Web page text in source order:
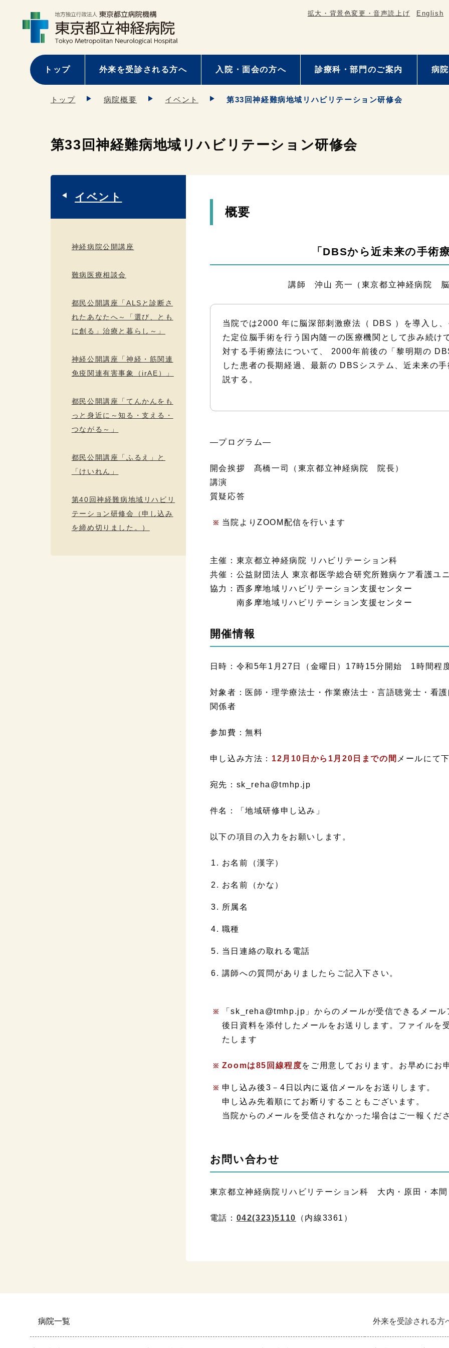
拡大・背景色変更・音声読上げ English
トップ 外来を受診される方へ 入院・面会の方へ 診療科・部門のご案内 病
トップ 病院概要 イベント 第33回神経難病地域リハビリテーション研修会
第33回神経難病地域リハビリテーション研修会
概要
「DBSから近未来の手術
講師 沖山 亮一（東京都立神経病院
当院では2000 年に脳深部刺激療法（ DBS ）を導入し
た定位脳手術を行う国内随一の医療機関として歩み続け
対する手術療法について、 2000年前後の「黎明期の
した患者の長期経過、最新の DBSシステム、近未来の
説する。
―プログラム―
開会挨拶 髙橋一司（東京都立神経病院 院長）
講演
質疑応答
当院よりZOOM配信を行います
主催：東京都立神経病院 リハビリテーション科
共催：公益財団法人 東京都医学総合研究所難病ケア看護ユ
協力：西多摩地域リハビリテーション支援センター
南多摩地域リハビリテーション支援センター
開催情報
日時：令和5年1月27日（金曜日）17時15分開始 1時間程
対象者：医師・理学療法士・作業療法士・言語聴覚士・看
関係者
参加費：無料
申し込み方法： 12月10日から1月20日までの間 メールにて
宛先：sk_reha@tmhp.jp
件名：「地域研修申し込み」
以下の項目の入力をお願いします。
お名前（漢字）
お名前（かな）
所属名
職種
当日連絡の取れる電話
講師への質問がありましたらご記入下さい。
「sk_reha@tmhp.jp」からのメールが受信できるメール
後日資料を添付したメールをお送りします。ファイルを
たします
Zoomは85回線程度をご用意しております。お早めにお
申し込み後3－4日以内に返信メールをお送りします。
申し込み先着順にてお断りすることもございます。
当院からのメールを受信されなかった場合はご一報くだ
お問い合わせ
東京都立神経病院リハビリテーション科 大内・原田・本間
電話： 042(323)5110 （内線3361）
イベント
神経病院公開講座
難病医療相談会
都民公開講座「ALSと診断さ
れたあなたへ～「選び、とも
に創る」治療と暮らし～」
神経公開講座「神経・筋関連
免疫関連有害事象（irAE）」
都民公開講座「てんかんをも
っと身近に～知る・支える・
つながる～」
都民公開講座「ふるえ」と
「けいれん」
第40回神経難病地域リハビリ
テーション研修会（申し込み
を締め切りました。）
病院一覧 外来を受診される方